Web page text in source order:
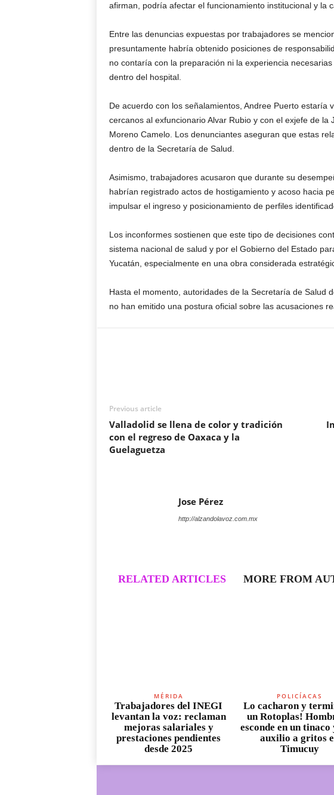
afirman, podría afectar el funcionamiento institucional y la
Entre las denuncias expuestas por trabajadores se
presuntamente habría obtenido posiciones de
no contaría con la preparación ni la experiencia
dentro del hospital.
De acuerdo con los señalamientos, Andree Puerto estaría
cercanos al exfuncionario Alvar Rubio y con el exjefe de la
Moreno Camelo. Los denunciantes aseguran que estas
dentro de la Secretaría de Salud.
Asimismo, trabajadores acusaron que durante su
habrían registrado actos de hostigamiento y acoso hacia
impulsar el ingreso y posicionamiento de perfiles
Los inconformes sostienen que este tipo de decisiones
sistema nacional de salud y por el Gobierno del Estado
Yucatán, especialmente en una obra considerada
Hasta el momento, autoridades de la Secretaría de Salud
no han emitido una postura oficial sobre las acusaciones
Previous article
Valladolid se llena de color y tradición
con el regreso de Oaxaca y la
Guelaguetza
Jose Pérez
http://alzandolavoz.com.mx
RELATED ARTICLES MORE FROM
MÉRIDA
Trabajadores del INEGI
levantan la voz: reclaman
mejoras salariales y
prestaciones pendientes
desde 2025
POLICÍACAS
Lo cacharon y
un Rotoplas!
esconde en un tinaco
auxilio a gritos
Timucuy